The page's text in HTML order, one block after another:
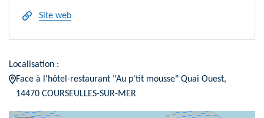
Site web
Localisation :
Face à l'hôtel-restaurant "Au p'tit mousse" Quai Ouest,
14470 COURSEULLES-SUR-MER